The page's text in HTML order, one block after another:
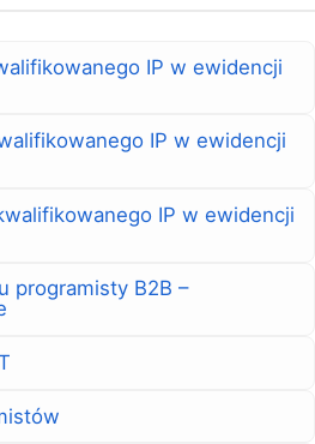
IP w ewidencji
IP w ewidencji
IP w ewidencji
programisty B2B –